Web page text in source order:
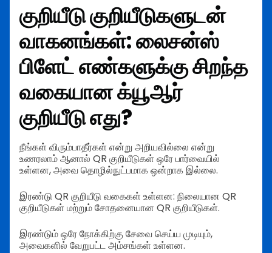
குறியீடு குறியீடுகளுடன்
வாகனங்கள்: லைசன்ஸ்
பிளேட் எண்களுக்கு சிறந்த
வகையான க்யூஆர்
குறியீடு எது?
நீங்கள் விரும்பாதீர்கள் என்று அறியவில்லை என்று
உணரலாம் ஆனால் QR குறியீடுகள் ஒரே பார்வையில்
உள்ளன, அவை தொழில்நுட்பமாக ஒன்றாக இல்லை.
இரண்டு QR குறியீடு வகைகள் உள்ளன: நிலையான QR
குறியீடுகள் மற்றும் சோதனையான QR குறியீடுகள்.
இரண்டும் ஒரே நோக்கிற்கு சேவை செய்ய முடியும்,
அவைகளில் வேறுபட்ட அம்சங்கள் உள்ளன.